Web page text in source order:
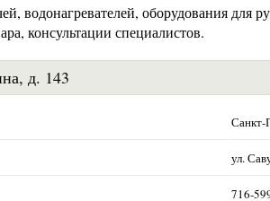
водонагревателей, оборудования для
консультации специалистов.
д. 143
Санкт-
ул.
716-